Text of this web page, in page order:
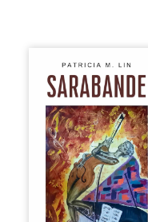
Aux chants
crépitants de l’été,
Sous le silence
ouaté de la neige
en hiver, Au cours
de nuits pâles,
Dans la clarté
bienveillante de la
lune, Rêves,
pensées, révoltes
et espoirs… Des
mots s’assemblent,